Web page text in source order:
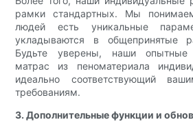
рамки стандартных. Мы
людей есть уникальные
укладываются в общепринятые
Будьте уверены, наши опытные
матрас из пеноматериала
идеально соответствующий
требованиям.
3. Дополнительные функции и